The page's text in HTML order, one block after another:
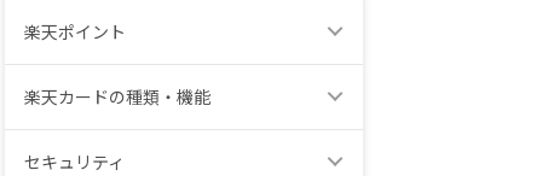
楽天ポイント
楽天カードの種類・機能
セキュリティ